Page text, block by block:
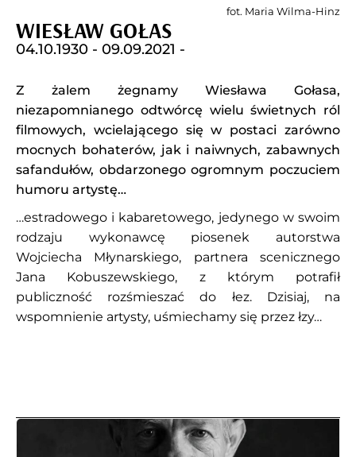
WIESŁAW GOŁAS
04.10.1930 - 09.09.2021 -
Z żalem żegnamy Wiesława Gołasa,
niezapomnianego odtwórcę wielu świetnych ról
filmowych, wcielającego się w postaci zarówno
mocnych bohaterów, jak i naiwnych, zabawnych
safandułów, obdarzonego ogromnym poczuciem
humoru artystę…
…estradowego i kabaretowego, jedynego w swoim
rodzaju wykonawcę piosenek autorstwa
Wojciecha Młynarskiego, partnera scenicznego
Jana Kobuszewskiego, z którym potrafił
publiczność rozśmieszać do łez. Dzisiaj, na
wspomnienie artysty, uśmiechamy się przez łzy…
fot. Maria Wilma-Hinz